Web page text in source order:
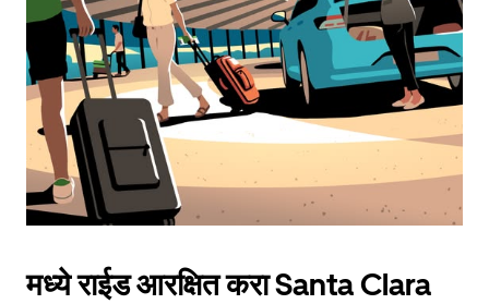
मध्ये राईड आरक्षित करा Santa Clara